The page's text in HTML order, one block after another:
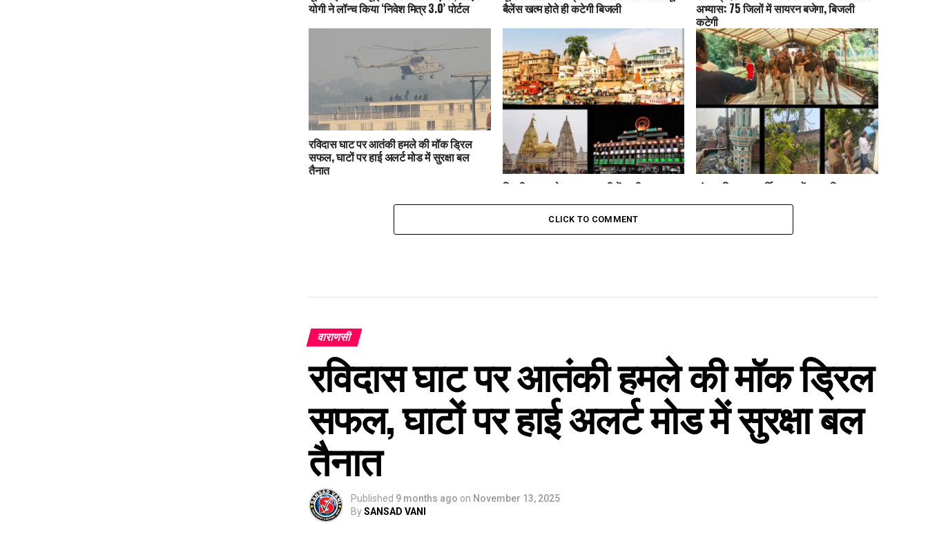
योगी ने लॉन्च किया ‘निवेश मित्र 3.0’ पोर्टल बैलेंस खत्म होते ही कटेगी बिजली अभ्यास: 75 जिलों में सायरन बजेगा, बिजली
कटेगी
रविदास घाट पर आतंकी हमले की मॉक ड्रिल
सफल, घाटों पर हाई अलर्ट मोड में सुरक्षा बल
तैनात
दिल्ली ब्लास्ट के बाद वाराणसी में कड़ी सुरक्षा:
काशी विश्वनाथ धाम से कैंट स्टेशन तक अलर्ट
लंका पुलिस का धार्मिक स्थलों पर ध्वनि प्रदूषण
अभियान, नूरी और अंजुमन मस्जिद से 3
CLICK TO COMMENT
वाराणसी
रविदास घाट पर आतंकी हमले की मॉक ड्रिल
सफल, घाटों पर हाई अलर्ट मोड में सुरक्षा बल
तैनात
Published 9 months ago on November 13, 2025
BySANSAD VANI